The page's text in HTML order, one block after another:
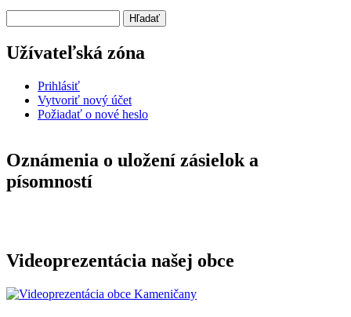
Užívateľská zóna
Prihlásiť
Vytvoriť nový účet
Požiadať o nové heslo
Oznámenia o uložení zásielok a
písomností
Videoprezentácia našej obce